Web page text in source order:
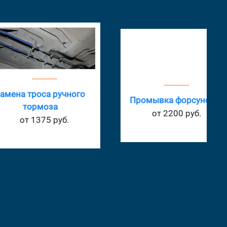
ручного
1375 руб.
Промывка форсунок
от 2200 руб.